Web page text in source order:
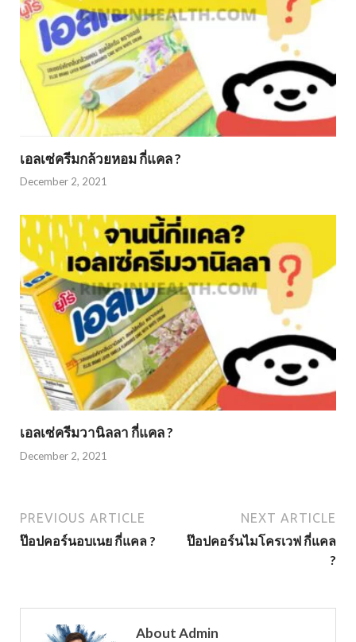
เอลเซ่ครีมกล้วยหอม กี่แคล ?
December 2, 2021
เอลเซ่ครีมวานิลลา กี่แคล ?
December 2, 2021
PREVIOUS ARTICLE
ป๊อปคอร์นอบเนย กี่แคล ?
NEXT ARTICLE
ป๊อปคอร์นไมโครเวฟ กี่แคล
?
About Admin